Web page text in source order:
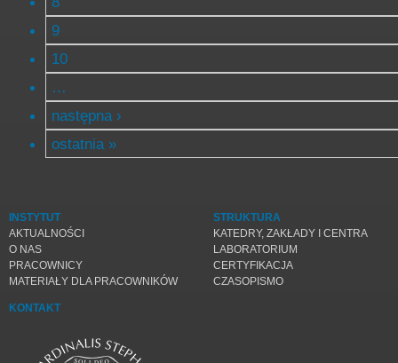
9
10
…
następna ›
ostatnia »
INSTYTUT
AKTUALNOŚCI
O NAS
PRACOWNICY
MATERIAŁY DLA PRACOWNIKÓW
KONTAKT
STRUKTURA
KATEDRY, ZAKŁADY I CENTRA
LABORATORIUM
CERTYFIKACJA
CZASOPISMO